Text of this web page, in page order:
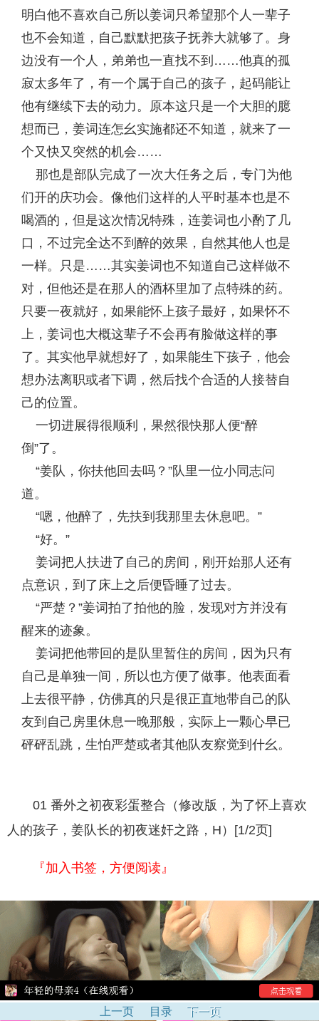
明白他不喜欢自己所以姜词只希望那个人一辈子
也不会知道，自己默默把孩子抚养大就够了。身
边没有一个人，弟弟也一直找不到……他真的孤
寂太多年了，有一个属于自己的孩子，起码能让
他有继续下去的动力。原本这只是一个大胆的臆
想而已，姜词连怎幺实施都还不知道，就来了一
个又快又突然的机会……
那也是部队完成了一次大任务之后，专门为他
们开的庆功会。像他们这样的人平时基本也是不
喝酒的，但是这次情况特殊，连姜词也小酌了几
口，不过完全达不到醉的效果，自然其他人也是
一样。只是……其实姜词也不知道自己这样做不
对，但他还是在那人的酒杯里加了点特殊的药。
只要一夜就好，如果能怀上孩子最好，如果怀不
上，姜词也大概这辈子不会再有脸做这样的事
了。其实他早就想好了，如果能生下孩子，他会
想办法离职或者下调，然后找个合适的人接替自
己的位置。
一切进展得很顺利，果然很快那人便“醉
倒”了。
“姜队，你扶他回去吗？”队里一位小同志问
道。
“嗯，他醉了，先扶到我那里去休息吧。”
“好。”
姜词把人扶进了自己的房间，刚开始那人还有
点意识，到了床上之后便昏睡了过去。
“严楚？”姜词拍了拍他的脸，发现对方并没有
醒来的迹象。
姜词把他带回的是队里暂住的房间，因为只有
自己是单独一间，所以也方便了做事。他表面看
上去很平静，仿佛真的只是很正直地带自己的队
友到自己房里休息一晚那般，实际上一颗心早已
砰砰乱跳，生怕严楚或者其他队友察觉到什幺。
01 番外之初夜彩蛋整合（修改版，为了怀上喜欢
人的孩子，姜队长的初夜迷奸之路，H）[1/2页]
『加入书签，方便阅读』
上一页 目录 下一页